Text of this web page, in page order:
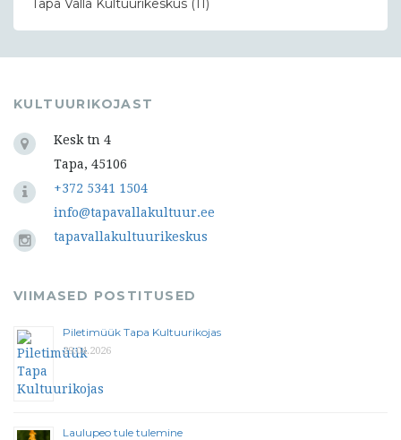
KULTUURIKOJAST
Kesk tn 4
Tapa, 45106
+372 5341 1504
info@tapavallakultuur.ee
tapavallakultuurikeskus
VIIMASED POSTITUSED
Piletimüük Tapa Kultuurikojas
29.04.2026
Laulupeo tule tulemine